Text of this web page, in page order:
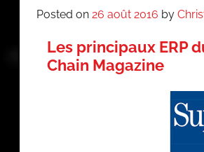
Posted on 26 août 2016 by
Les principaux ERP
Chain Magazine